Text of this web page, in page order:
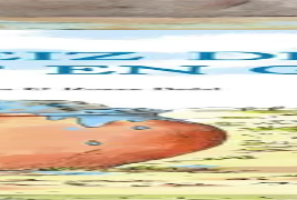
la leçon à tirer de cette 2e aventure